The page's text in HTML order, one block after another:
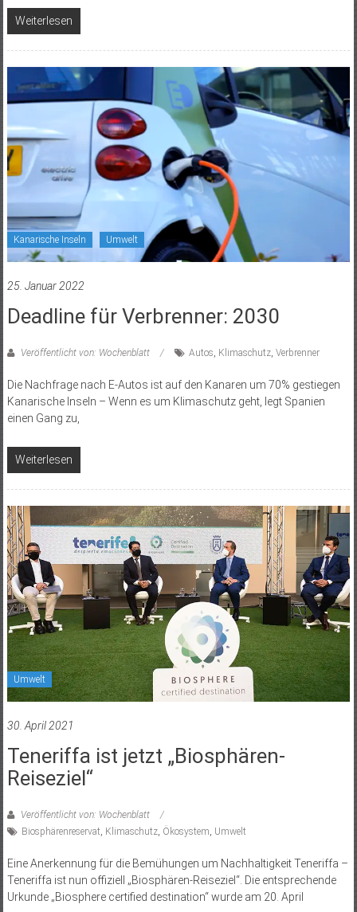
Weiterlesen
Kanarische Inseln Umwelt
25. Januar 2022
Deadline für Verbrenner: 2030
Veröffentlicht von: Wochenblatt Autos, Klimaschutz, Verbrenner
Die Nachfrage nach E-Autos ist auf den Kanaren um 70% gestiegen
Kanarische Inseln – Wenn es um Klimaschutz geht, legt ­Spanien
einen Gang zu,
Weiterlesen
Umwelt
30. April 2021
Teneriffa ist jetzt „Biosphären-
Reiseziel“
Veröffentlicht von: Wochenblatt
Biosphärenreservat, Klimaschutz, Ökosystem, Umwelt
Eine Anerkennung für die Bemühungen um Nachhaltigkeit Teneriffa –
Teneriffa ist nun offiziell „Biosphären-Reiseziel“. Die entsprechende
Urkunde „Biosphere certified destination“ wurde am 20. April